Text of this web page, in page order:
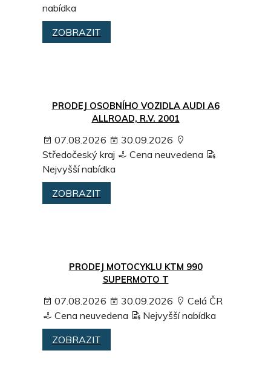
nabídka
ZOBRAZIT
PRODEJ OSOBNÍHO VOZIDLA AUDI A6
ALLROAD, R.V. 2001
07.08.2026
30.09.2026
Středočeský kraj
Cena neuvedena
Nejvyšší nabídka
ZOBRAZIT
PRODEJ MOTOCYKLU KTM 990
SUPERMOTO T
07.08.2026 30.09.2026
Celá ČR
Cena neuvedena
Nejvyšší nabídka
ZOBRAZIT